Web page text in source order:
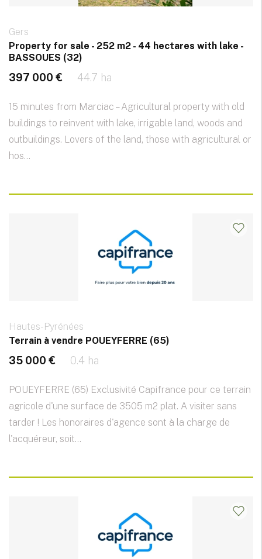
Gers
Property for sale - 252 m2 - 44 hectares with lake -
BASSOUES (32)
397 000 € 44.7 ha
15 minutes from Marciac – Agricultural property with old
buildings to reinvent with lake, irrigable land, woods and
outbuildings. Lovers of the land, those with agricultural or
hos...
Hautes-Pyrénées
Terrain à vendre POUEYFERRE (65)
35 000 € 0.4 ha
POUEYFERRE (65) Exclusivité Capifrance pour ce terrain
agricole d'une surface de 3505 m2 plat. A visiter sans
tarder ! Les honoraires d'agence sont à la charge de
l'acquéreur, soit...